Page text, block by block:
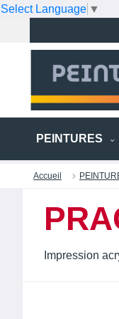
Select Language ▼
PEINTURES
Accueil
Impression